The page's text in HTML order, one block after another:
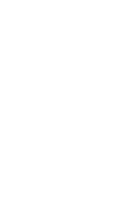
@GooglePlayBiz를 팔